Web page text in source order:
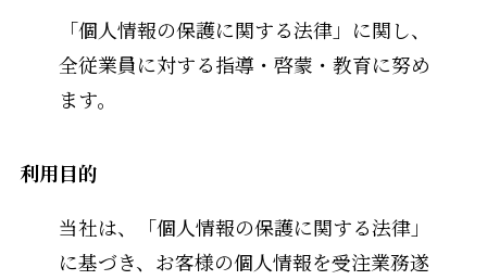
「個人情報の保護に関する法律」に関し、
全従業員に対する指導・啓蒙・教育に努め
ます。
利用目的
当社は、「個人情報の保護に関する法律」
に基づき、お客様の個人情報を受注業務遂